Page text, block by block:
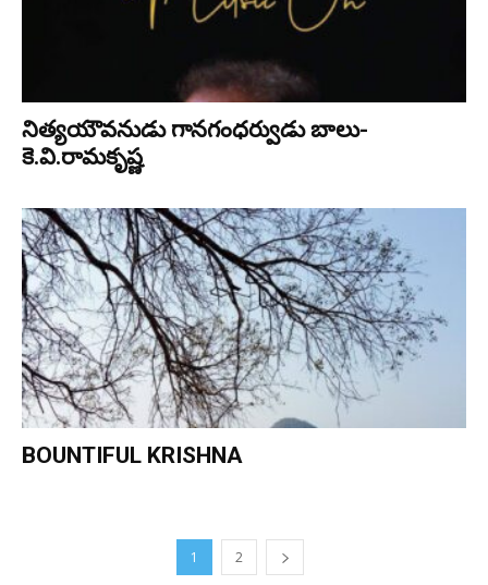
నిత్య‌యౌవ‌నుడు గాన‌గంధ‌ర్వుడు బాలు-
కె.వి.రామకృష్ణ
BOUNTIFUL KRISHNA
1 2